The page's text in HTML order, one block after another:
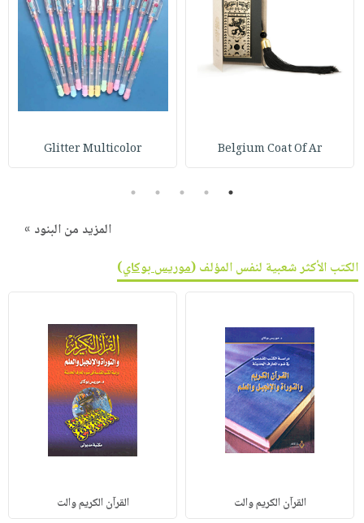
Belgium Coat Of Ar
Glitter Multicolor
1
2
3
4
5
المزيد من البنود »
الكتب الأكثر شعبية لنفس المؤلف (موريس بوكاي)
القرآن الكريم والت القرآن الكريم والت